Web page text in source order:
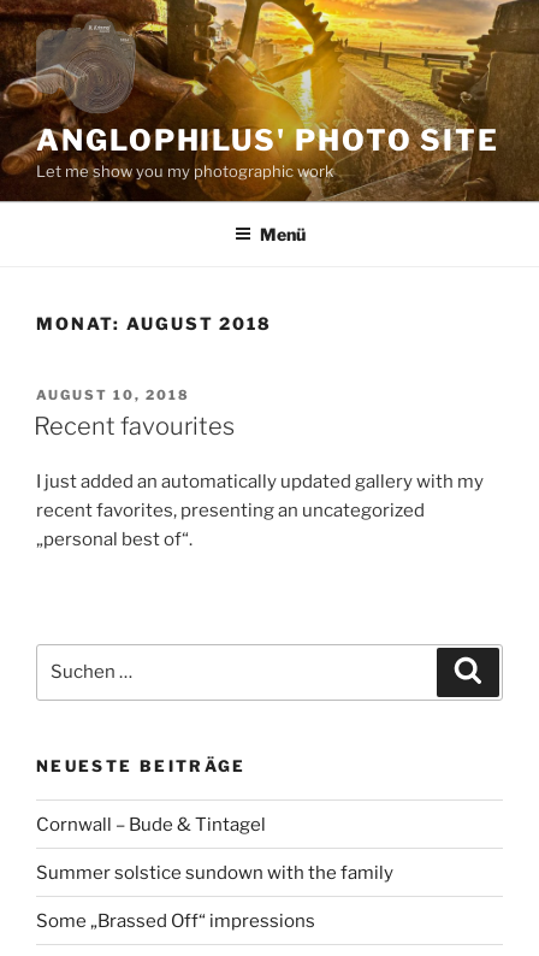
Zum
Inhalt
springen
ANGLOPHILUS' PHOTO SITE
Let me show you my photographic work
Menü
MONAT: AUGUST 2018
VERÖFFENTLICHT
AM
AUGUST 10, 2018
Recent favourites
I just added an automatically updated gallery with my
recent favorites, presenting an uncategorized
„personal best of“.
nach:
NEUESTE BEITRÄGE
Cornwall – Bude & Tintagel
Summer solstice sundown with the family
Some „Brassed Off“ impressions